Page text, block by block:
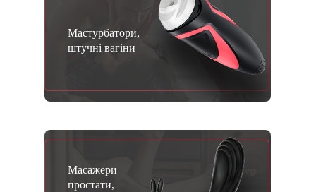
Мастурбатори,
штучні вагіни
Масажери
простати,